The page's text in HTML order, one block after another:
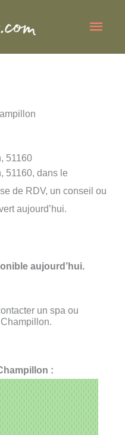
51160
51160, dans le
de RDV, un conseil ou
aujourd’hui.
aujourd’hui.
un spa ou
: